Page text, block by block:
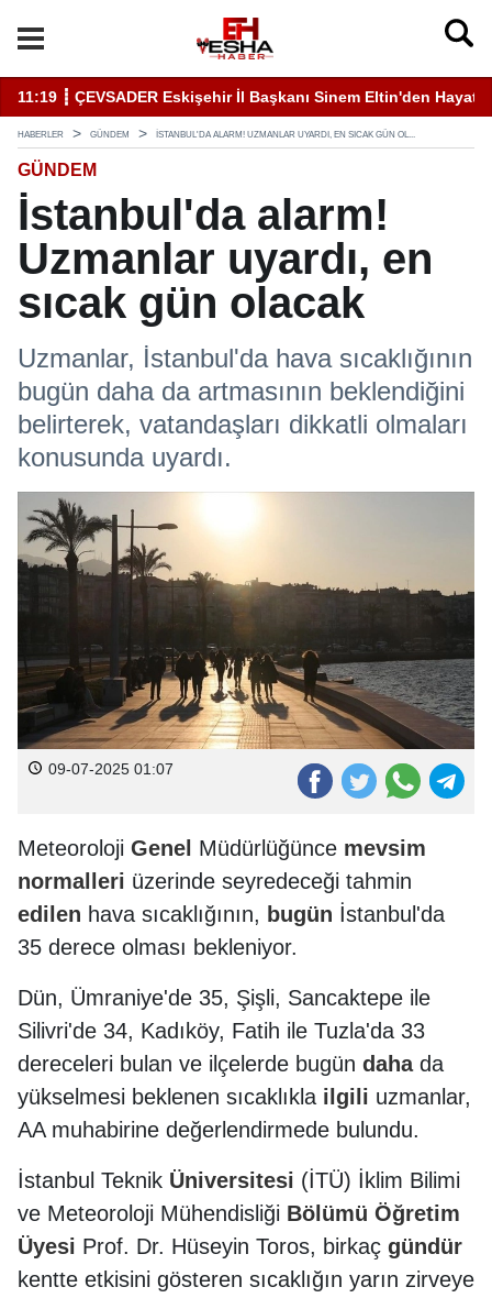
11:19 ┋ ÇEVSADER Eskişehir İl Başkanı Sinem Eltin'den
HABERLER GÜNDEM İSTANBUL'DA ALARM! UZMANLAR UYARDI, EN SICAK GÜN OL...
GÜNDEM
İstanbul'da alarm!
Uzmanlar uyardı, en
sıcak gün olacak
Uzmanlar, İstanbul'da hava sıcaklığının
bugün daha da artmasının beklendiğini
belirterek, vatandaşları dikkatli olmaları
konusunda uyardı.
09-07-2025 01:07
Meteoroloji Genel Müdürlüğünce mevsim
normalleri üzerinde seyredeceği tahmin
edilen hava sıcaklığının, bugün İstanbul'da
35 derece olması bekleniyor.
Dün, Ümraniye'de 35, Şişli, Sancaktepe ile
Silivri'de 34, Kadıköy, Fatih ile Tuzla'da 33
dereceleri bulan ve ilçelerde bugün dahada
yükselmesi beklenen sıcaklıkla ilgili uzmanlar,
AA muhabirine değerlendirmede bulundu.
İstanbul Teknik Üniversitesi (İTÜ) İklim Bilimi
ve Meteoroloji Mühendisliği Bölümü Öğretim
Üyesi Prof. Dr. Hüseyin Toros, birkaç gündür
kentte etkisini gösteren sıcaklığın yarın zirveye